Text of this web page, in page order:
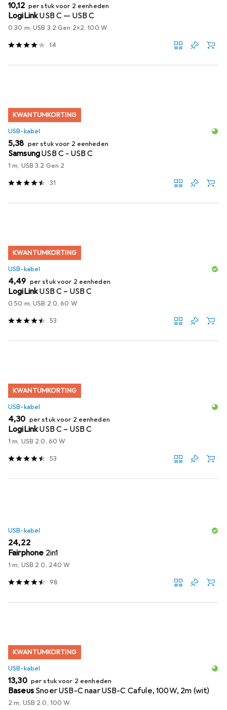
EUR
10,12 per stuk voor 2 eenheden
LogiLinkUSB C — USB C
0.30 m, USB 3.2 Gen 2x2, 100 W
14
KWANTUMKORTING
USB-kabel
EUR
5,38 per stuk voor 2 eenheden
SamsungUSB C - USB C
1 m, USB 3.2 Gen 2
31
KWANTUMKORTING
USB-kabel
EUR
4,49 per stuk voor 2 eenheden
LogiLinkUSB C – USB C
0.50 m, USB 2.0, 60 W
53
KWANTUMKORTING
USB-kabel
EUR
4,30 per stuk voor 2 eenheden
LogiLinkUSB C – USB C
1 m, USB 2.0, 60 W
53
USB-kabel
EUR
24,22
Fairphone 2in1
1 m, USB 2.0, 240 W
98
KWANTUMKORTING
USB-kabel
EUR
13,30 per stuk voor 2 eenheden
Baseus Snoer USB-C naar USB-C Cafule, 100W, 2m (wit)
2 m, USB 2.0, 100 W